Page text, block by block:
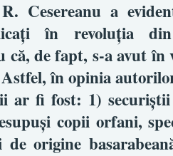
Cesereanu a
în revoluţia
de fapt, s-a avut
Astfel, în opinia
ar fi fost: 1)
copii orfani,
de origine